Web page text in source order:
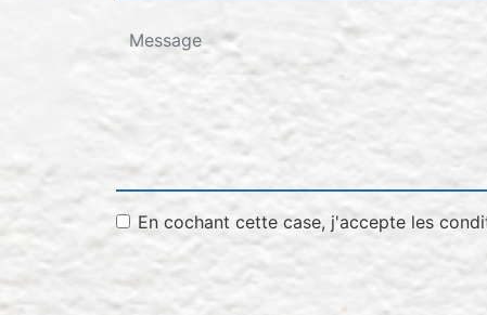
En cochant cette case, j'accepte les